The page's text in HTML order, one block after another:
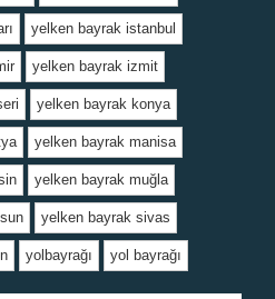
yelken bayrak istanbul
yelken bayrak izmit
yelken bayrak konya
yelken bayrak manisa
yelken bayrak muğla
yelken bayrak sivas
yolbayrağı yol bayrağı